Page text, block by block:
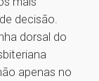
decisão.
dorsal do
apenas no